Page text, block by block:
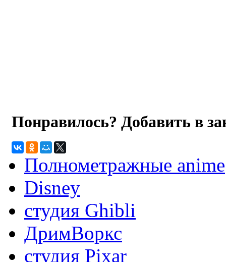
Понравилось? Добавить в
Полнометражные anime
Disney
студия Ghibli
ДримВоркс
студия Pixar